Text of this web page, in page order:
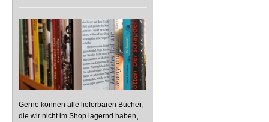
Gerne können alle lieferbaren Bücher,
die wir nicht im Shop lagernd haben,